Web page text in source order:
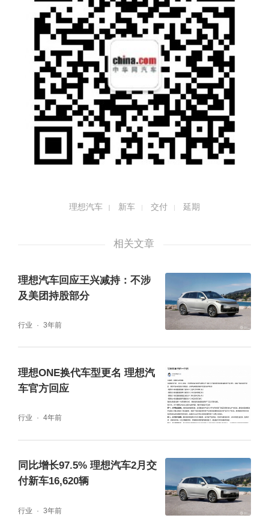
理想汽车 新车 交付 延期
相关文章
理想汽车回应王兴减持：不涉
及美团持股部分
行业 3年前
理想ONE换代车型更名 理想汽
车官方回应
行业 4年前
同比增长97.5% 理想汽车2月交
付新车16,620辆
行业 3年前